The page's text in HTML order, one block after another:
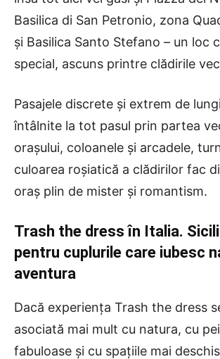
Basilica di San Petronio, zona
și Basilica Santo Stefano – un loc
special, ascuns printre clădirile
Pasajele discrete și extrem de
întâlnite la tot pasul prin partea
orașului, coloanele și arcadele,
culoarea roșiatică a clădirilor fac
oraș plin de mister și romantism.
Trash the dress în Italia.
pentru cuplurile care iubesc
aventura
Dacă experiența Trash the dress
asociată mai mult cu natura, cu
fabuloase și cu spațiile mai